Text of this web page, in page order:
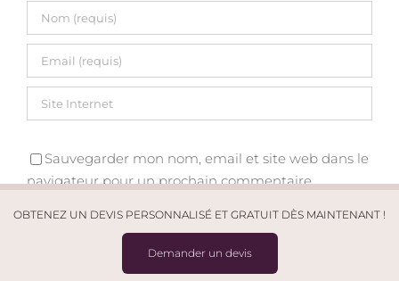
Sauvegarder mon nom, email et site web dans le
navigateur pour un prochain commentaire.
OBTENEZ UN DEVIS PERSONNALISÉ ET GRATUIT DÈS MAINTENANT !
Demander un devis